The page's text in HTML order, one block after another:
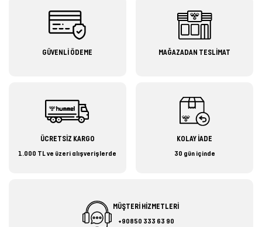
GÜVENLİ ÖDEME MAĞAZADAN TESLİMAT
ÜCRETSİZ KARGO
1.000 TL ve üzeri alışverişlerde
KOLAY İADE
30 gün içinde
MÜŞTERİ HİZMETLERİ
+90850 333 63 90